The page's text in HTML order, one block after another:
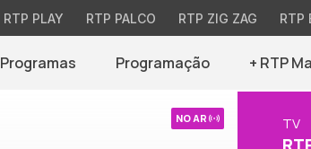
RTP PLAY RTP PALCO RTP ZIG ZAG RTP
Programas Programação + RTP
NO AR TV